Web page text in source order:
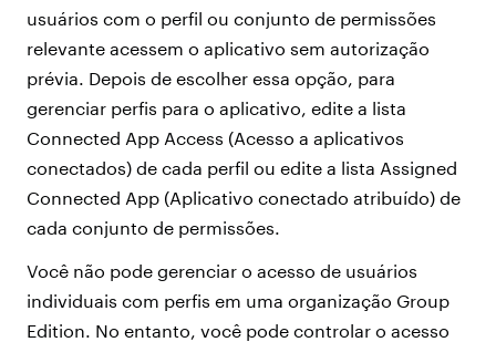
usuários com o perfil ou conjunto de permissões
relevante acessem o aplicativo sem autorização
prévia. Depois de escolher essa opção, para
gerenciar perfis para o aplicativo, edite a lista
Connected App Access (Acesso a aplicativos
conectados) de cada perfil ou edite a lista Assigned
Connected App (Aplicativo conectado atribuído) de
cada conjunto de permissões.
Você não pode gerenciar o acesso de usuários
individuais com perfis em uma organização Group
Edition. No entanto, você pode controlar o acesso